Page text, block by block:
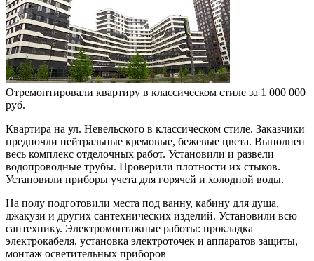
Отремонтировали квартиру в классическом стиле за 1 000 000
руб.
Квартира на ул. Невельского в классическом стиле. Заказчики
предпочли нейтральные кремовые, бежевые цвета. Выполнен
весь комплекс отделочных работ. Установили и развели
водопроводные трубы. Проверили плотности их стыков.
Установили приборы учета для горячей и холодной воды.
На полу подготовили места под ванну, кабину для душа,
джакузи и других сантехнических изделий. Установили всю
сантехнику. Электромонтажные работы: прокладка
электрокабеля, установка электроточек и аппаратов защиты,
монтаж осветительных приборов